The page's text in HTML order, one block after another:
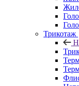
Трикотаж